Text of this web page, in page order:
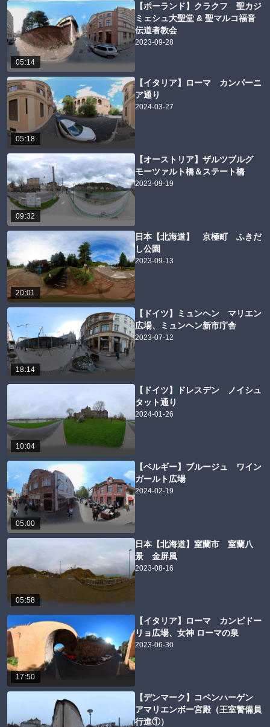
05:14
【ポーランド】クラクフ 聖カジ
ミェシュ大聖堂 & 聖マルコ福音
伝道者教会
2023-09-28
05:18
【イタリア】ローマ カンパーニ
ア通り
2024-03-27
09:32
【オーストリア】ザルツブルグ
モーツァルト橋＆ステート橋
2023-09-19
20:01
日本【北海道】 京極町 ふきだ
し公園
2023-09-13
18:14
【ドイツ】ミュンヘン マリエン
広場、ミュンヘン新市庁舎
2023-07-12
10:04
【ドイツ】ドレスデン ノイシュ
タット通り
2024-01-26
05:00
【ベルギー】ブルージュ ワイン
ガールト広場
2024-02-19
05:58
日本【北海道】室蘭市 室蘭八
景 金屏風
2023-08-16
17:50
【イタリア】ローマ カンピドー
リョ広場、女神 ローマの泉
2023-06-30
【デンマーク】コペンハーゲン
アマリエンボー宮殿（王室警備員
行進①）